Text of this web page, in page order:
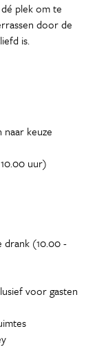
plek om te
door de
is.
naar keuze
uur)
drank (10.00 -
voor gasten